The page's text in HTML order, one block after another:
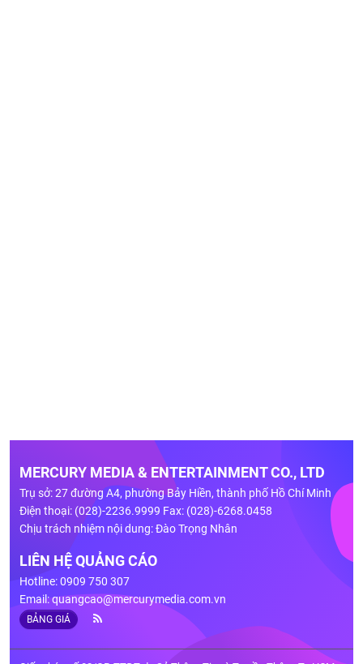
MERCURY MEDIA & ENTERTAINMENT CO., LTD
Trụ sở: 27 đường A4, phường Bảy Hiền, thành phố Hồ Chí Minh
Điện thoại: (028)-2236.9999 Fax: (028)-6268.0458
Chịu trách nhiệm nội dung: Đào Trọng Nhân
LIÊN HỆ QUẢNG CÁO
Hotline: 0909 750 307
Email:quangcao@mercurymedia.com.vn
BẢNG GIÁ